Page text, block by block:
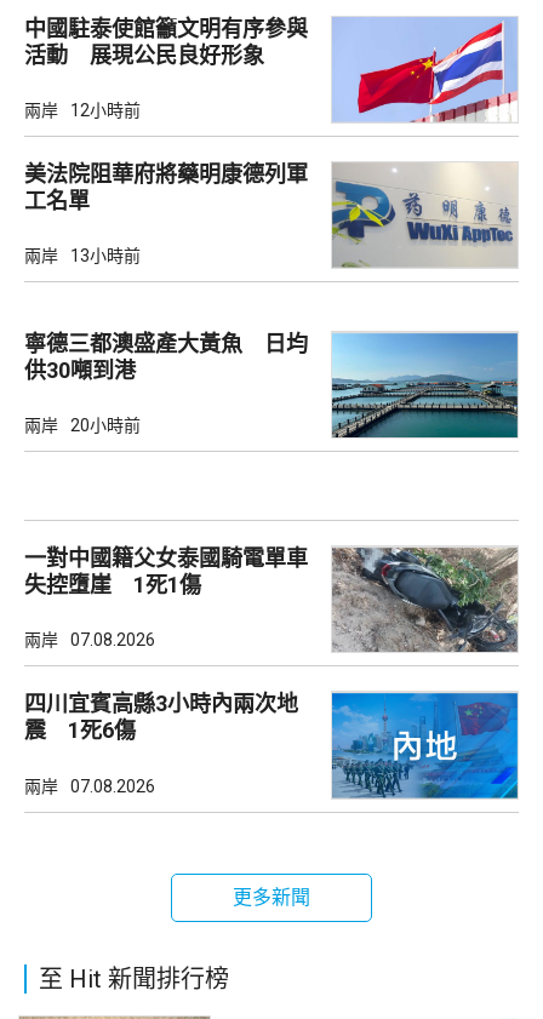
中國駐泰使館籲文明有序參與
活動 展現公民良好形象
兩岸 12小時前
美法院阻華府將藥明康德列軍
工名單
兩岸 13小時前
寧德三都澳盛產大黃魚 日均
供30噸到港
兩岸 20小時前
一對中國籍父女泰國騎電單車
失控墮崖 1死1傷
兩岸 07.08.2026
四川宜賓高縣3小時內兩次地
震 1死6傷
兩岸 07.08.2026
更多新聞
至 Hit 新聞排行榜